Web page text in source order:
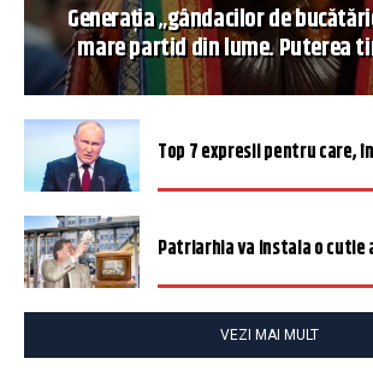
Generația „gândacilor de
mare partid din lume. Puterea
Top 7 expresii pentru care,
Patriarhia va instala o cutie
VEZI MAI MULT